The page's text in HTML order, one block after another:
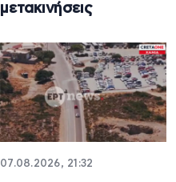
μετακινήσεις
07.08.2026, 21:32